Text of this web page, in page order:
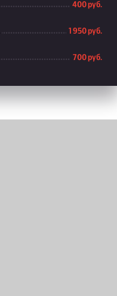
400 руб.
1 950 руб.
700 руб.